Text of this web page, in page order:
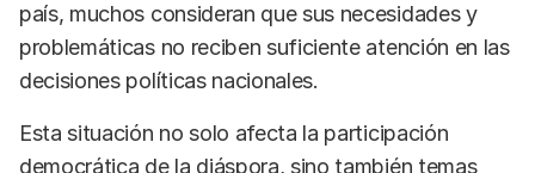
país, muchos consideran que sus necesidades y
problemáticas no reciben suficiente atención en las
decisiones políticas nacionales.
Esta situación no solo afecta la participación
democrática de la diáspora, sino también temas